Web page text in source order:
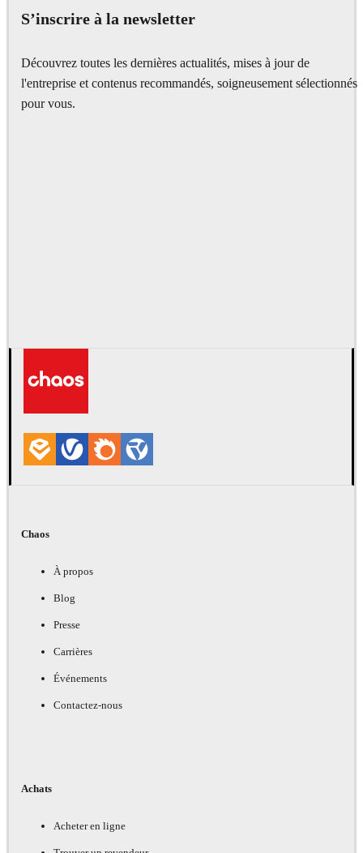
S’inscrire à la newsletter
Découvrez toutes les dernières actualités, mises à jour de
l'entreprise et contenus recommandés, soigneusement sélectionnés
pour vous.
Chaos
À propos
Blog
Presse
Carrières
Événements
Contactez-nous
Achats
Acheter en ligne